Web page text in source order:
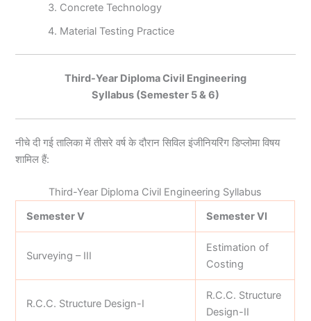
Concrete Technology
Material Testing Practice
Third-Year Diploma Civil Engineering
Syllabus (Semester 5 & 6)
नीचे दी गई तालिका में तीसरे वर्ष के दौरान सिविल इंजीनियरिंग डिप्लोमा विषय
शामिल हैं:
Third-Year Diploma Civil Engineering Syllabus
Semester V
Semester VI
Surveying – III
Estimation of
Costing
R.C.C. Structure Design-I
R.C.C. Structure
Design-II